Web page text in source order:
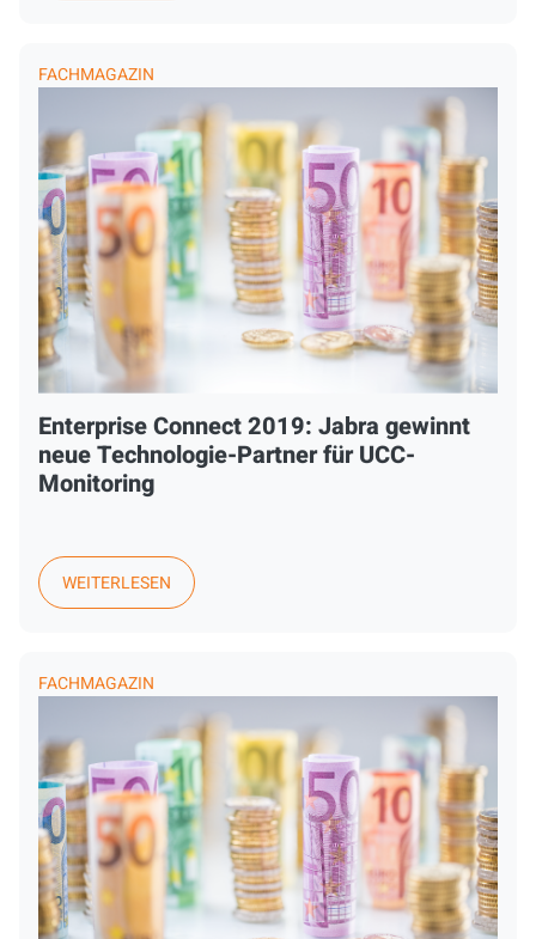
FACHMAGAZIN
Enterprise Connect 2019: Jabra gewinnt
neue Technologie-Partner für UCC-
Monitoring
WEITERLESEN
FACHMAGAZIN